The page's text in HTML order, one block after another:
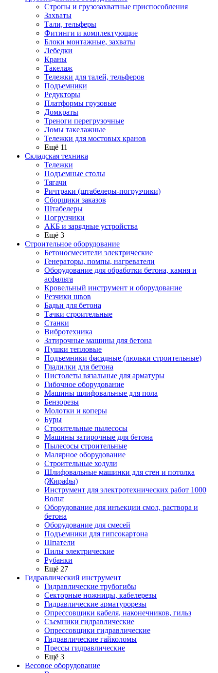
Стропы и грузозахватные приспособления
Захваты
Тали, тельферы
Фитинги и комплектующие
Блоки монтажные, захваты
Лебедки
Краны
Такелаж
Тележки для талей, тельферов
Подъемники
Редукторы
Платформы грузовые
Домкраты
Треноги перегрузочные
Ломы такелажные
Тележки для мостовых кранов
Ещё 11
Складская техника
Тележки
Подъемные столы
Тягачи
Ричтраки (штабелеры-погрузчики)
Сборщики заказов
Штабелеры
Погрузчики
АКБ и зарядные устройства
Ещё 3
Строительное оборудование
Бетоносмесители электрические
Генераторы, помпы, нагреватели
Оборудование для обработки бетона, камня и
асфальта
Кровельный инструмент и оборудование
Резчики швов
Бадьи для бетона
Тачки строительные
Станки
Вибротехника
Затирочные машины для бетона
Пушки тепловые
Подъемники фасадные (люльки строительные)
Гладилки для бетона
Пистолеты вязальные для арматуры
Гибочное оборудование
Машины шлифовальные для пола
Бензорезы
Молотки и коперы
Буры
Строительные пылесосы
Машины затирочные для бетона
Пылесосы строительные
Малярное оборудование
Строительные ходули
Шлифовальные машинки для стен и потолка
(Жирафы)
Инструмент для электротехнических работ 1000
Вольт
Оборудование для инъекции смол, раствора и
бетона
Оборудование для смесей
Подъемники для гипсокартона
Шпатели
Пилы электрические
Рубанки
Ещё 27
Гидравлический инструмент
Гидравлические трубогибы
Секторные ножницы, кабелерезы
Гидравлические арматурорезы
Опрессовщики кабеля, наконечников, гильз
Съемники гидравлические
Опрессовщики гидравлические
Гидравлические гайколомы
Прессы гидравлические
Ещё 3
Весовое оборудование